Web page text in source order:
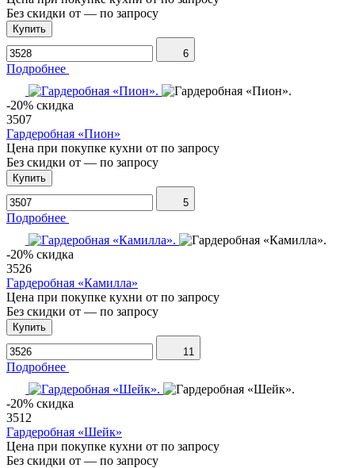
Без скидки от — по запросу
Купить
6
Подробнее
-20% скидка
3507
Гардеробная «Пион»
Цена при покупке кухни от по запросу
Без скидки от — по запросу
Купить
5
Подробнее
-20% скидка
3526
Гардеробная «Камилла»
Цена при покупке кухни от по запросу
Без скидки от — по запросу
Купить
11
Подробнее
-20% скидка
3512
Гардеробная «Шейк»
Цена при покупке кухни от по запросу
Без скидки от — по запросу